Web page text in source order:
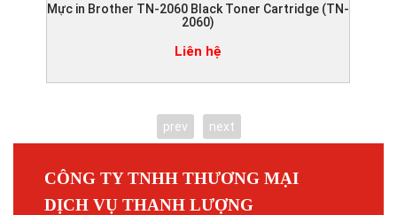
Mực in Brother TN-2060 Black Toner Cartridge (TN-
2060)
Liên hệ
prev next
CÔNG TY TNHH THƯƠNG MẠI
DỊCH VỤ THANH LƯỢNG